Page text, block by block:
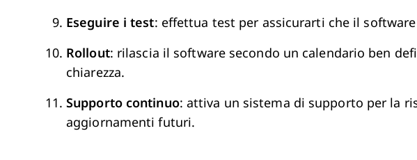
Eseguire i test: effettua test per assicurarti che il
Rollout: rilascia il software secondo un calendario ben
chiarezza.
Supporto continuo: attiva un sistema di supporto per la
aggiornamenti futuri.